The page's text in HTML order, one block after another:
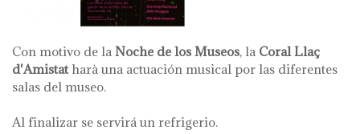
Con motivo de la Noche de los Museos, la Coral Llaç
d'Amistatharà una actuación musical por las diferentes
salas del museo.
Al finalizar se servirá un refrigerio.